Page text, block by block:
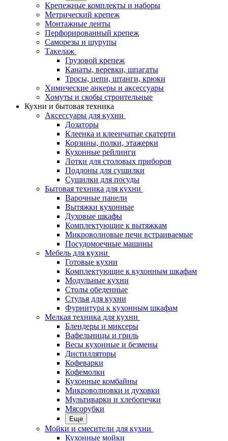
Крепежные комплекты и наборы
Метрический крепеж
Монтажные ленты
Перфорированный крепеж
Саморезы и шурупы
Такелаж
Грузовой крепеж
Канаты, веревки, шпагаты
Тросы, цепи, штанги, крюки
Химические анкеры и аксессуары
Хомуты и скобы строительные
Кухни и бытовая техника
Аксессуары для кухни
Дозаторы
Клеенка и клеенчатые скатерти
Корзины, полки, этажерки
Кухонные рейлинги
Лотки для столовых приборов
Поддоны для сушилки
Сушилки для посуды
Бытовая техника для кухни
Варочные панели
Вытяжки кухонные
Духовые шкафы
Комплектующие к вытяжкам
Микроволновые печи встраиваемые
Посудомоечные машины
Мебель для кухни
Готовые кухни
Комплектующие к кухонным шкафам
Модульные кухни
Столы обеденные
Стулья для кухни
Фурнитура к кухонным шкафам
Мелкая техника для кухни
Блендеры и миксеры
Вафельницы и гриль
Весы кухонные и безмены
Дистилляторы
Кофеварки
Кофемолки
Кухонные комбайны
Микроволновки и духовки
Мультиварки и хлебопечки
Мясорубки
Еще
Мойки и смесители для кухни
Кухонные мойки